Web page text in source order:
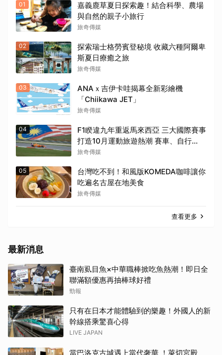
01
嘉義鹿草夏日探索趣！結合科學、農場
與自然的親子小旅行
旅奇傳媒
02
探索瑞士格勞賓登秘境 收藏六種阿爾卑
斯夏日療癒之旅
旅奇傳媒
03
ANAｘ吉伊卡哇揭幕全新彩繪機
「Chiikawa JET」
旅奇傳媒
04
F1睽違九年重返馬來西亞 三大國際賽事
打造10月運動旅遊熱潮 賽車、自行
車、路跑同週登場
旅奇傳媒
05
台灣吃不到！和風版KOMEDA咖啡讓你
吃遍名古屋在地美食
旅奇傳媒
查看更多
最新消息
臺南虱目魚×中華職棒掀吃魚熱潮！即日全
聯滿額優惠再抽棒球好禮
勁報
只有在日本才能體驗到的樂趣！外國人的新
幹線搭乘驚喜心得
LIVE JAPAN
當巴洛克古城遇上當代奢華 ！萊切宮殿